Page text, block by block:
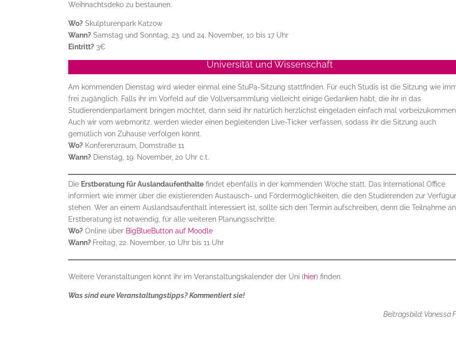
Weihnachtsdeko zu bestaunen.
Wo? Skulpturenpark Katzow
Wann? Samstag und Sonntag, 23. und 24. November, 10 bis 17 Uhr
Eintritt? 3€
Universität und Wissenschaft
Am kommenden Dienstag wird wieder einmal eine StuPa-Sitzung stattfinden. Für euch Studis ist die Sitzung wie
frei zugänglich. Falls ihr im Vorfeld auf die Vollversammlung vielleicht einige Gedanken habt, die ihr in das
Studierendenparlament bringen möchtet, dann seid ihr natürlich herzlichst eingeladen einfach mal
Auch wir vom webmoritz. werden wieder einen begleitenden Live-Ticker verfassen, sodass ihr die Sitzung auch
gemütlich von Zuhause verfolgen könnt.
Wo? Konferenzraum, Domstraße 11
Wann? Dienstag, 19. November, 20 Uhr c.t.
Die Erstberatung für Auslandaufenthalte findet ebenfalls in der kommenden Woche statt. Das International Office
informiert wie immer über die existierenden Austausch- und Fördermöglichkeiten, die den Studierenden zur
stehen. Wer an einem Auslandsaufenthalt interessiert ist, sollte sich den Termin aufschreiben, denn die Teilnahme
Erstberatung ist notwendig, für alle weiteren Planungsschritte.
Wo? Online über BigBlueButton auf Moodle
Wann? Freitag, 22. November, 10 Uhr bis 11 Uhr
Weitere Veranstaltungen könnt ihr im Veranstaltungskalender der Uni (hier) finden.
Was sind eure Veranstaltungstipps? Kommentiert sie!
Beitragsbild: Vanessa